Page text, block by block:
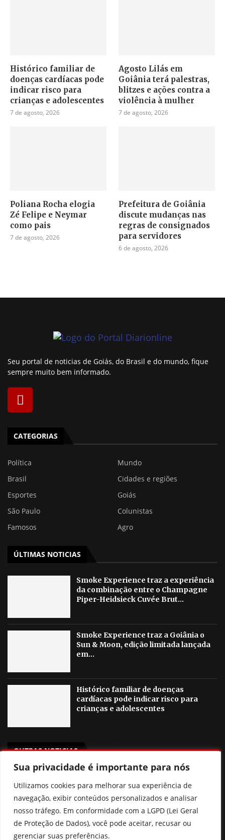
Sua privacidade é importante para nós
Utilizamos cookies para melhorar sua experiência de
navegação, exibir conteúdos personalizados e analisar
nosso tráfego. Em conformidade com a LGPD (Lei Geral
de Proteção de Dados), você pode aceitar, recusar ou
gerenciar suas preferências.
Histórico familiar de
doenças cardíacas pode
indicar risco para
crianças e adolescentes
7 de agosto, 2026
Agosto Lilás em
Goiânia terá palestras,
blitzes e ações contra a
violência à mulher
7 de agosto, 2026
Poliana Rocha elogia
Zé Felipe e Neymar
como pais
7 de agosto, 2026
Prefeitura de Goiânia
discute mudanças nas
regras de consignados
para servidores
6 de agosto, 2026
Seu portal de noticias de Goiás, do Brasil e do mundo, fique
sempre muito bem informado.
CATEGORIAS
Política
Mundo
Brasil
Cidades e regiões
Esportes
Goiás
São Paulo
Colunistas
Famosos
Agro
ÚLTIMAS NOTICIAS
Smoke Experience traz a experiência
da combinação entre o Champagne
Piper-Heidsieck Cuvée Brut...
Smoke Experience traz a Goiânia o
Sun & Moon, edição limitada lançada
em...
Histórico familiar de doenças
cardíacas pode indicar risco para
crianças e adolescentes
OUTRAS NOTICIAS
contra a violência à mulher
Poliana Rocha elogia Zé Felipe e Neymar como pais
Prefeitura de Goiânia discute mudanças nas regras de